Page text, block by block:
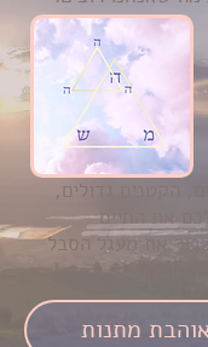
הקטנים גדולים,
את החיים
את מעגל הסבל
החוכמה
מתנות